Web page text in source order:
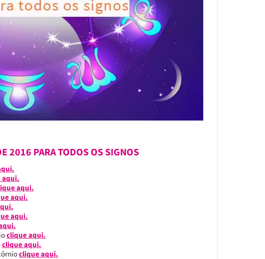
2016 PARA TODOS OS SIGNOS
aqui.
aqui.
aqui.
aqui.
clique aqui.
clique aqui.
clique aqui.